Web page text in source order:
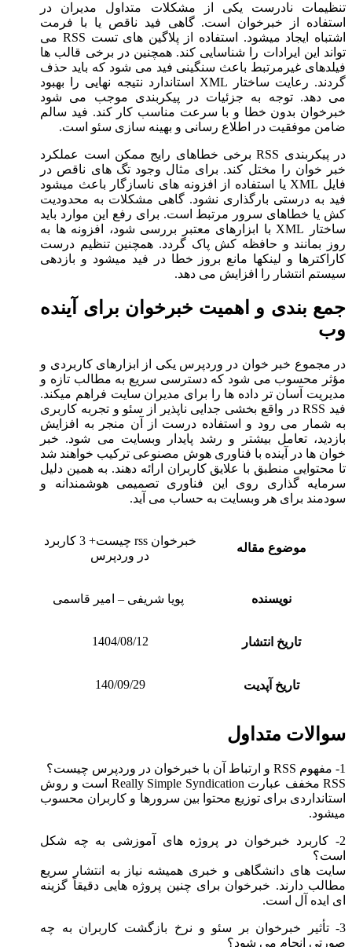
تنظیمات نادرست یکی از مشکلات متداول مدیران در
استفاده از خبرخوان است. گاهی فید ناقص یا با فرمت
اشتباه ایجاد میشود. استفاده از پلاگین های تست RSS می
تواند این ایرادات را شناسایی کند. همچنین در برخی قالب ها
فیلدهای غیرمرتبط باعث سنگینی فید می شود که باید حذف
گردند. رعایت ساختار XML استاندارد نتیجه نهایی را بهبود
می دهد. توجه به جزئیات در پیکربندی موجب می شود
خبرخوان بدون خطا و با سرعت مناسب کار کند. فید سالم
ضامن موفقیت در اطلاع رسانی و بهینه سازی سئو است.
در پیکربندی RSS برخی خطاهای رایج ممکن است عملکرد
خبر خوان را مختل کند. برای مثال وجود تگ های ناقص در
فایل XML یا استفاده از افزونه های ناسازگار باعث میشود
فید به درستی بارگذاری نشود. گاهی مشکلات به محدودیت
کش یا خطاهای سرور مرتبط است. برای رفع این موارد باید
ساختار XML با ابزارهای معتبر بررسی شود، افزونه ها به
روز بمانند و حافظه کش پاک گردد. همچنین تنظیم درست
کاراکترها و لینکها مانع بروز خطا در فید میشود و بازدهی
سیستم انتشار را افزایش می دهد.
جمع بندی و اهمیت خبرخوان برای آینده
وب
در مجموع خبر خوان در وردپرس یکی از ابزارهای کاربردی و
مؤثر محسوب می شود که دسترسی سریع به مطالب تازه و
مدیریت آسان تر داده ها را برای مدیران سایت فراهم میکند.
فید RSS در واقع بخشی جدایی ناپذیر از سئو و تجربه کاربری
به شمار می رود و استفاده درست از آن منجر به افزایش
بازدید، تعامل بیشتر و رشد پایدار وبسایت می شود. خبر
خوان ها در آینده با فناوری هوش مصنوعی ترکیب خواهند شد
تا محتوایی منطبق با علایق کاربران ارائه دهند. به همین دلیل
سرمایه گذاری روی این فناوری تصمیمی هوشمندانه و
سودمند برای هر وبسایت به حساب می آید.
موضوع مقاله
خبرخوان rss چیست+ 3 کاربرد
در وردپرس
نویسنده پویا شریفی – امیر قاسمی
تاریخ انتشار 1404/08/12
تاریخ آپدیت 140/09/29
سوالات متداول
1- مفهوم RSS و ارتباط آن با خبرخوان در وردپرس چیست؟
RSS مخفف عبارت Really Simple Syndication است و روش
استانداردی برای توزیع محتوا بین سرورها و کاربران محسوب
میشود.
2- کاربرد خبرخوان د ر پروژه های آموزشی به چه شکل
است؟
سایت های دانشگاهی و خبری همیشه نیاز به انتشار سریع
مطالب دارند. خبرخوان برای چنین پروژه هایی دقیقاً گزینه
ای ایده آل است.
3- تأثیر خبرخوان بر سئو و نرخ بازگشت کاربران به چه
صورتی انجام می شود؟